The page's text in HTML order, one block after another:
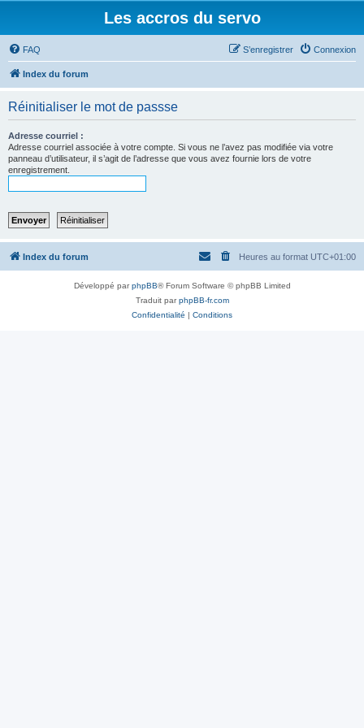
Les accros du servo
FAQ Connexion
S’enregistrer
Index du forum
Réinitialiser le mot de passse
Adresse courriel :
Adresse courriel associée à votre compte. Si vous ne l’avez pas modifiée via votre
panneau d’utilisateur, il s’agit de l’adresse que vous avez fournie lors de votre
enregistrement.
Index du forum Heures au format UTC+01:00
Développé parphpBB® Forum Software © phpBB Limited
Traduit parphpBB-fr.com
Confidentialité | Conditions